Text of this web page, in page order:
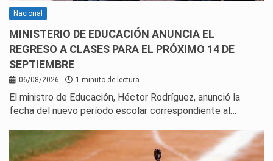
Nacional
MINISTERIO DE EDUCACIÓN ANUNCIA EL
REGRESO A CLASES PARA EL PRÓXIMO 14 DE
SEPTIEMBRE
06/08/2026 1 minuto de lectura
El ministro de Educación, Héctor Rodríguez, anunció la
fecha del nuevo período escolar correspondiente al…